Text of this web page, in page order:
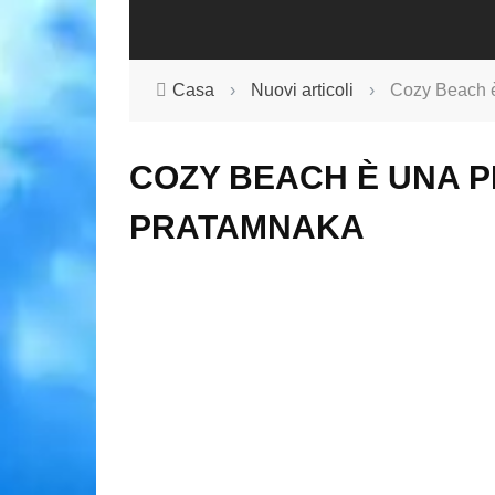
Casa › Nuovi articoli › Cozy Beach
COZY BEACH È UNA
PRATAMNAKA